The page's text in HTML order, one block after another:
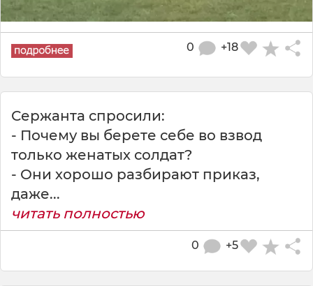
+18
0
Сержанта спросили:
- Почему вы берете себе во взвод
только женатых солдат?
- Они хорошо разбирают приказ,
даже...
читать полностью
+5
0